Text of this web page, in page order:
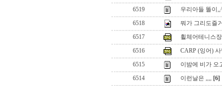
6519
우리아들 똘이
6518
뭐가 그리도즐
6517
휠체어테니스
6516
CARP (잉어) 사
6515
이밤에 비가 오
6514
이런날은 ,,,, [6]